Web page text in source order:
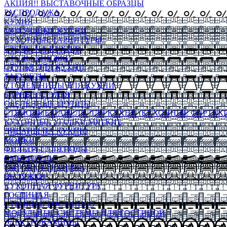
АКЦИЯ!! ВЫСТАВОЧНЫЕ ОБРАЗЦЫ
РАСПРОДАЖА
КУХНЯ
МОДУЛЬНЫЕ КУХНИ
КУХОННЫЕ ГАРНИТУРЫ
СТОЛЫ НА КУХНЮ
СТОЛЫ КНИЖКИ
СТУЛЬЯ ДЛЯ КУХНИ
ТАБУРЕТЫ
СТОЛЕШНИЦЫ ДЛЯ КУХНИ
БАРНЫЕ СТУЛЬЯ
ОБЕДЕННЫЕ ГРУППЫ
СТЕНОВЫЕ ПАНЕЛИ ДЛЯ КУХНИ (КУХОННЫЕ
КУХОННЫЕ УГОЛКИ МЯГКИЕ
ДИВАНЫ НА КУХНЮ
МОЙКИ
ФИЛЬТРЫ ДЛЯ ВОДЫ
СМЕСИТЕЛИ
БЫТОВАЯ ТЕХНИКА
ВЫТЯЖКИ
КУХОННАЯ ФУРНИТУРА
ГОСТИНАЯ
СТЕНКИ В ГОСТИНУЮ
МОДУЛЬНЫЕ СИСТЕМЫ ДЛЯ ГОСТИНОЙ
ЭЛЕКТРОКАМИНЫ